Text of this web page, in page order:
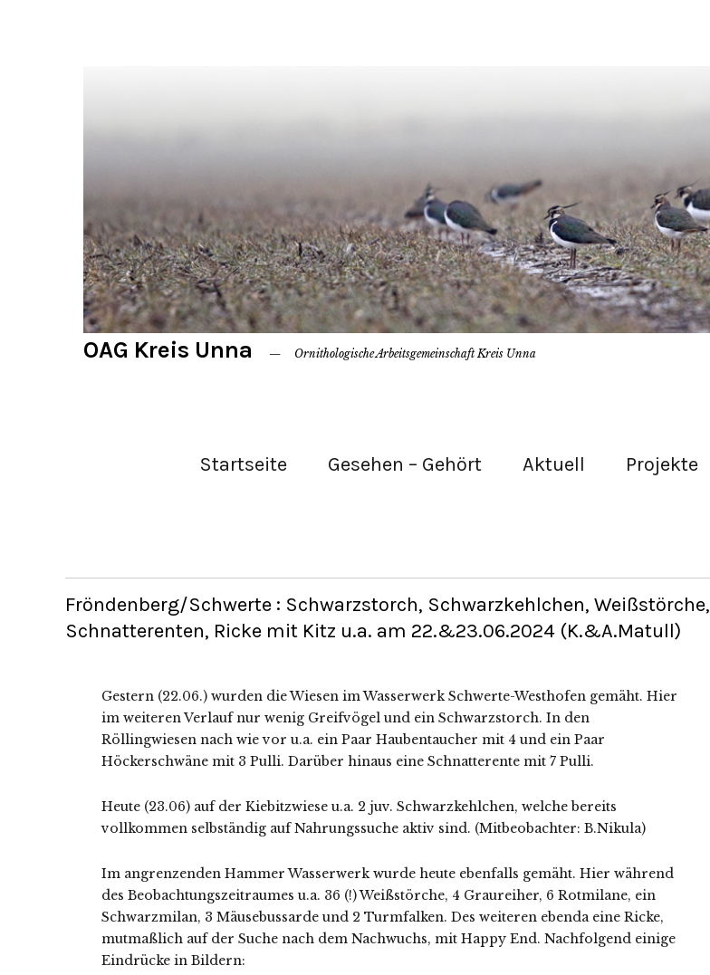
OAG Kreis Unna Ornithologische Arbeitsgemeinschaft Kreis Unna
Startseite Gesehen – Gehört Aktuell Projekte
Fröndenberg/Schwerte : Schwarzstorch, Schwarzkehlchen, Weißstörche,
Schnatterenten, Ricke mit Kitz u.a. am 22.&23.06.2024 (K.&A.Matull)
Gestern (22.06.) wurden die Wiesen im Wasserwerk Schwerte-Westhofen gemäht. Hier
im weiteren Verlauf nur wenig Greifvögel und ein Schwarzstorch. In den
Röllingwiesen nach wie vor u.a. ein Paar Haubentaucher mit 4 und ein Paar
Höckerschwäne mit 3 Pulli. Darüber hinaus eine Schnatterente mit 7 Pulli.
Heute (23.06) auf der Kiebitzwiese u.a. 2 juv. Schwarzkehlchen, welche bereits
vollkommen selbständig auf Nahrungssuche aktiv sind. (Mitbeobachter: B.Nikula)
Im angrenzenden Hammer Wasserwerk wurde heute ebenfalls gemäht. Hier während
des Beobachtungszeitraumes u.a. 36 (!) Weißstörche, 4 Graureiher, 6 Rotmilane, ein
Schwarzmilan, 3 Mäusebussarde und 2 Turmfalken. Des weiteren ebenda eine Ricke,
mutmaßlich auf der Suche nach dem Nachwuchs, mit Happy End. Nachfolgend einige
Eindrücke in Bildern: